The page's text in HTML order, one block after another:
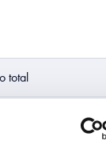
total